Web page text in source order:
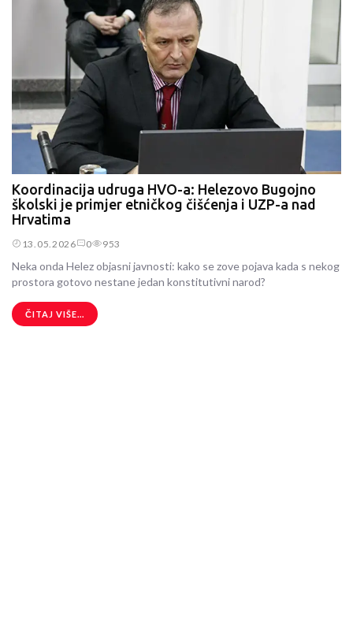
Koordinacija udruga HVO-a: Helezovo Bugojno
školski je primjer etničkog čišćenja i UZP-a nad
Hrvatima
13.05.2026 0 953
Neka onda Helez objasni javnosti: kako se zove pojava kada s nekog
prostora gotovo nestane jedan konstitutivni narod?
ČITAJ VIŠE...